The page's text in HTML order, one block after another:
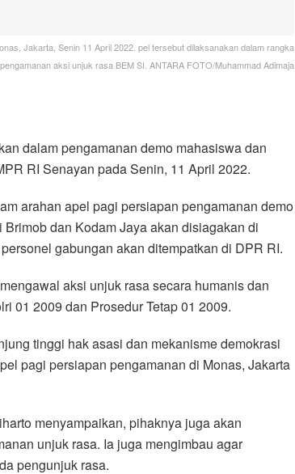
Jakarta, Senin 11 April 2022. pel tersebut dilaksanakan dalam rangka
pengamanan aksi unjuk rasa BEM SI. ANTARA FOTO/Muhammad Adimaja
dalam pengamanan demo mahasiswa dan
RI Senayan pada Senin, 11 April 2022.
arahan apel pagi persiapan pengamanan demo
dan Kodam Jaya akan disiagakan di
gabungan akan ditempatkan di DPR RI.
aksi unjuk rasa secara humanis dan
01 2009 dan Prosedur Tetap 01 2009.
tinggi hak asasi dan mekanisme demokrasi
pagi persiapan pengamanan di Monas, Jakarta
menyampaikan, pihaknya juga akan
unjuk rasa. Ia juga mengimbau agar
pengunjuk rasa.